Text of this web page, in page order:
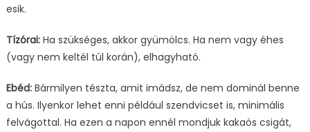
esik.
Tízórai:Ha szükséges, akkor gyümölcs. Ha nem vagy éhes
(vagy nem keltél túl korán), elhagyható.
Ebéd: Bármilyen tészta, amit imádsz, de nem dominál benne
a hús. Ilyenkor lehet enni például szendvicset is, minimális
felvágottal. Ha ezen a napon ennél mondjuk kakaós csigát,